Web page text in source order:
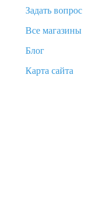
Задать вопрос
Все магазины
Блог
Карта сайта